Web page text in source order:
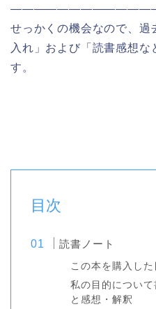
せっかくの機会なので、過
入れ」および「読書感想な
す。
目次
読書ノート
この本を購入した
私の目的につい
と感想・解釈